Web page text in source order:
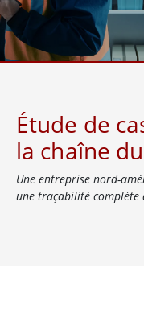
Étude de
la chaîne
Une entreprise nord-
une traçabilité complète